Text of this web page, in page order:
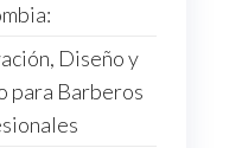
Diseño y
para Barberos